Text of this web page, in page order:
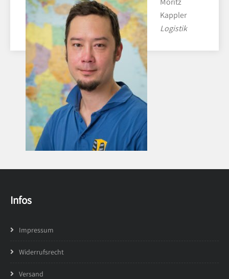
Kappler
Logistik
Infos
Impressum
Widerrufsrecht
Versand